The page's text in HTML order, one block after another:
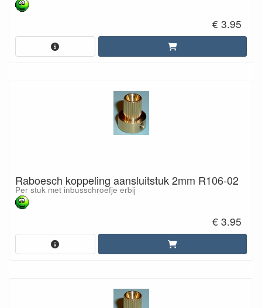
€ 3.95
Raboesch koppeling aansluitstuk 2mm R106-02
Per stuk met inbusschroefje erbij
€ 3.95